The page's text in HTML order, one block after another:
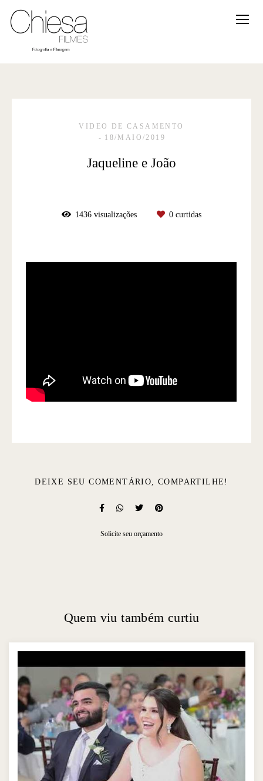
VIDEO DE CASAMENTO
18/MAIO/2019
Jaqueline e João
1436 visualizações 0 curtidas
DEIXE SEU COMENTÁRIO, COMPARTILHE!
Solicite seu orçamento
Quem viu também curtiu